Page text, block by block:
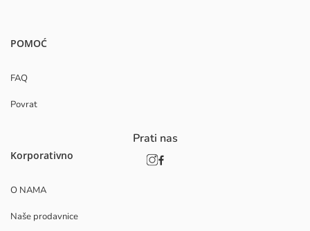
POMOĆ
FAQ
Povrat
Korporativno
O NAMA
Naše prodavnice
Prati nas